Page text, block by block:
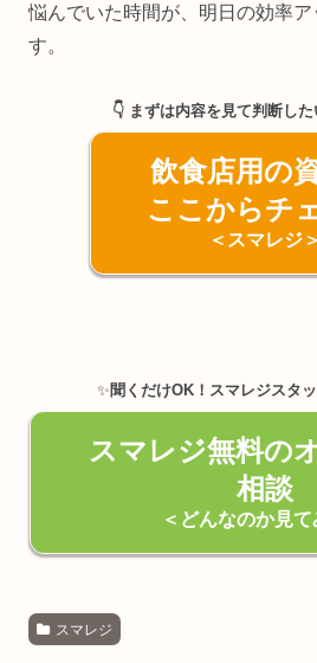
悩んでいた時間が、明日の効率
す。
👇 まずは内容を見て判断し
飲食店用の
ここからチ
＜スマレジ＞
✨ 聞くだけOK！スマレジスタ
スマレジ無料の
相談
＜どんなのか見て
スマレジ